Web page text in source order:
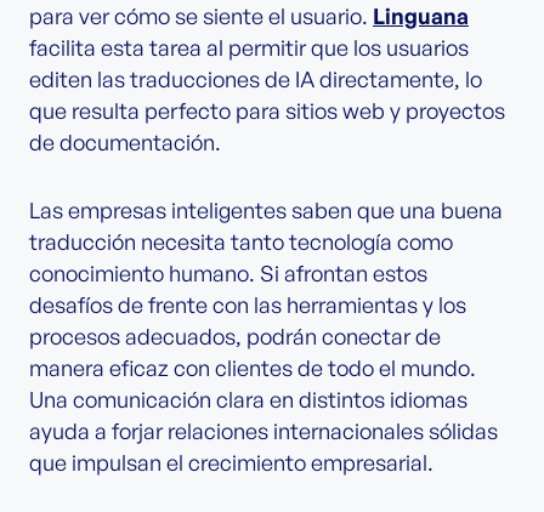
para ver cómo se siente el usuario. Linguana
facilita esta tarea al permitir que los usuarios
editen las traducciones de IA directamente, lo
que resulta perfecto para sitios web y proyectos
de documentación.
Las empresas inteligentes saben que una buena
traducción necesita tanto tecnología como
conocimiento humano. Si afrontan estos
desafíos de frente con las herramientas y los
procesos adecuados, podrán conectar de
manera eficaz con clientes de todo el mundo.
Una comunicación clara en distintos idiomas
ayuda a forjar relaciones internacionales sólidas
que impulsan el crecimiento empresarial.